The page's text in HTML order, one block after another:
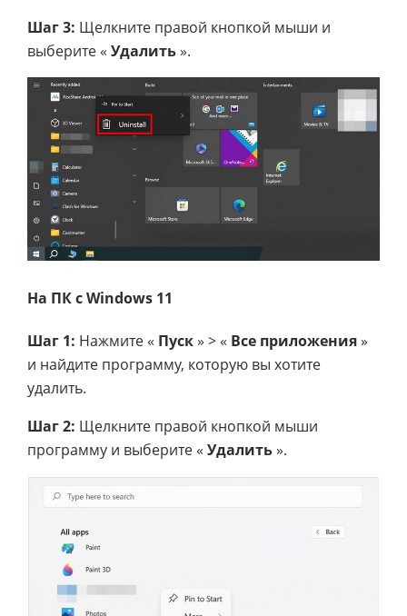
Шаг 3: Щелкните правой кнопкой мыши и
выберите « Удалить».
На ПК с Windows 11
Шаг 1: Нажмите « Пуск» > « Все приложения»
и найдите программу, которую вы хотите
удалить.
Шаг 2: Щелкните правой кнопкой мыши
программу и выберите « Удалить».